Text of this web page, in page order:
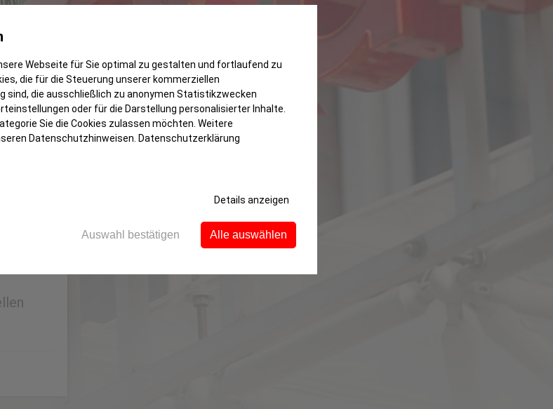
lang
Webseite für Sie optimal zu gestalten und fortlaufend zu
die für die Steuerung unserer kommerziellen
sind, die ausschließlich zu anonymen Statistikzwecken
oder für die Darstellung personalisierter Inhalte.
Sie die Cookies zulassen möchten. Weitere
Datenschutzhinweisen. Datenschutzerklärung
Details anzeigen
Auswahl bestätigen Alle auswählen